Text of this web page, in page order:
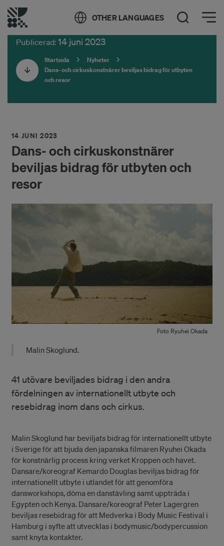
OTHER LANGUAGES Öppna sök
Öppna meny
Publicerad: 14 juni 2023
Startsida
Nyheter
Dans- och cirkuskonstnärer beviljas bidrag för utbyten
och resor
14 JUNI 2023
Dans- och cirkuskonstnärer
beviljas bidrag för utbyten och
resor
Foto Ryuhei Okada
Malin Skoglund.
41 utövare beviljades bidrag i den andra
fördelningen av internationellt utbyte och
resebidrag inom dans och cirkus.
Malin Skoglund har beviljats bidrag för internationellt utbyte
i Sverige för att bjuda den japanska filmaren Ryuhei Okada
för konstnärlig process kring verket Kroppen och havet.
Dansare/koreograf Kemardo Douglas beviljas bidrag för
internationellt utbyte i utlandet för att genomföra
dansworkshops, döma en danstävling samt uppträda i
Egypten och Kenya. Dansare/koreograf Peter Lagergren
beviljas resebidrag för att Medverka i Body Music Festival i
Hamburg i syfte att utvecklas i bodymusic/bodypercussion
samt knyta kontakter.